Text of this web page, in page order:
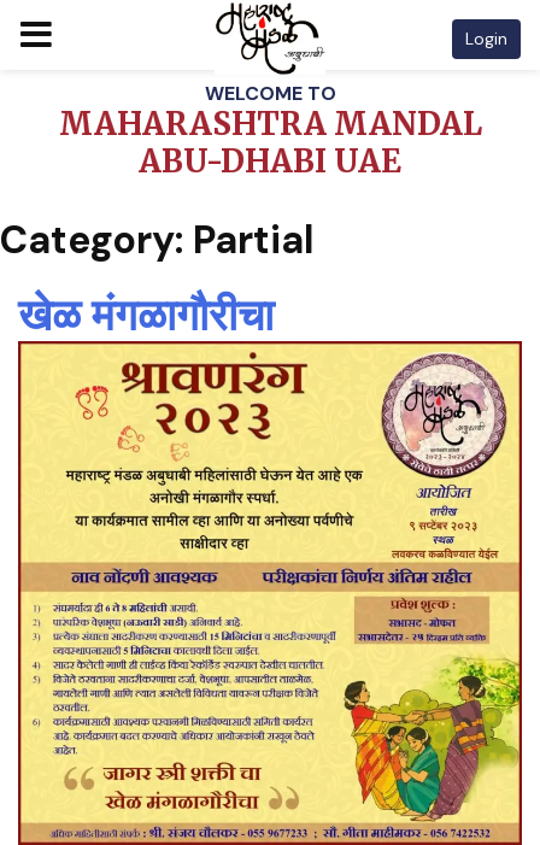
content
WELCOME TO
MAHARASHTRA MANDAL
ABU-DHABI UAE
Login
Category: Partial
खेळ मंगळागौरीचा